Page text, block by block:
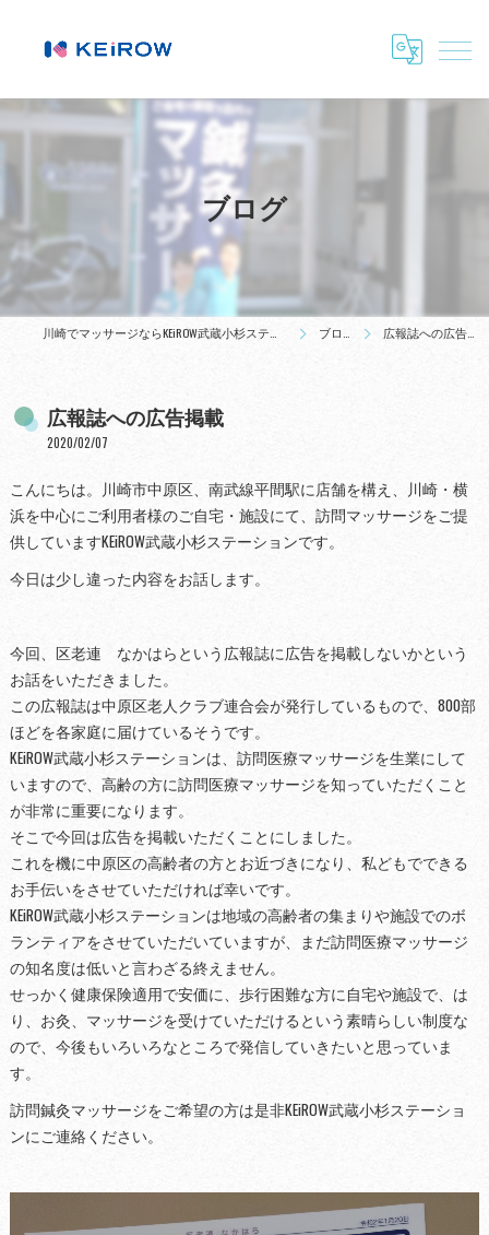
ブログ
ブログ 広報誌への広告掲載
広報誌への広告掲載
2020/02/07
こんにちは。川崎市中原区、南武線平間駅に店舗を構え、川崎・横
浜を中心にご利用者様のご自宅・施設にて、訪問マッサージをご提
供していますKEiROW武蔵小杉ステーションです。
今日は少し違った内容をお話します。
今回、区老連 なかはらという広報誌に広告を掲載しないかという
お話をいただきました。
この広報誌は中原区老人クラブ連合会が発行しているもので、800部
ほどを各家庭に届けているそうです。
KEiROW武蔵小杉ステーションは、訪問医療マッサージを生業にして
いますので、高齢の方に訪問医療マッサージを知っていただくこと
が非常に重要になります。
そこで今回は広告を掲載いただくことにしました。
これを機に中原区の高齢者の方とお近づきになり、私どもでできる
お手伝いをさせていただければ幸いです。
KEiROW武蔵小杉ステーションは地域の高齢者の集まりや施設でのボ
ランティアをさせていただいていますが、まだ訪問医療マッサージ
の知名度は低いと言わざる終えません。
せっかく健康保険適用で安価に、歩行困難な方に自宅や施設で、は
り、お灸、マッサージを受けていただけるという素晴らしい制度な
ので、今後もいろいろなところで発信していきたいと思っていま
す。
訪問鍼灸マッサージをご希望の方は是非KEiROW武蔵小杉ステーショ
ンにご連絡ください。